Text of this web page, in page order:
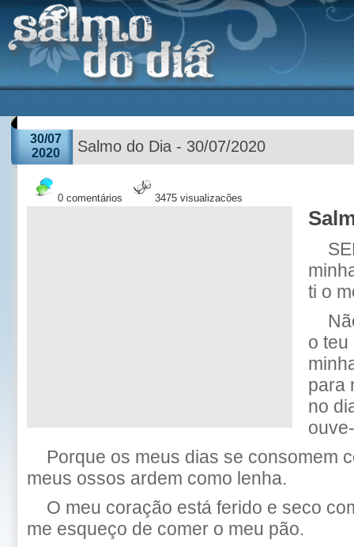
30/07
2020
Salmo do Dia - 30/07/2020
0 comentários 3475 visualizações
ti o
o teu
para
no
Porque os meus dias se consomem
meus ossos ardem como lenha.
O meu coração está ferido e seco
me esqueço de comer o meu pão.